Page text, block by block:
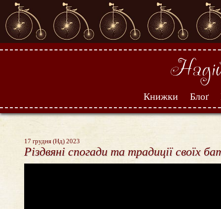
Книжки Блоґ
17 грудня (Нд) 2023
Різдвяні спогади та традиції своїх